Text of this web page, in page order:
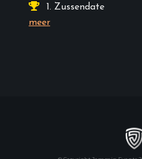
1. Zussendate
meer